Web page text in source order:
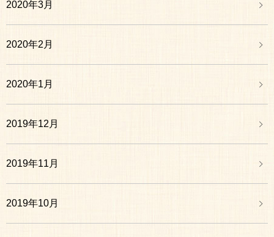
2020年3月
2020年2月
2020年1月
2019年12月
2019年11月
2019年10月